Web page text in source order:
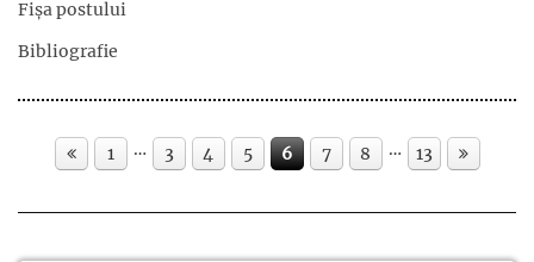
Fișa postului
Bibliografie
1 … 3 4 5 6 7 8 … 13